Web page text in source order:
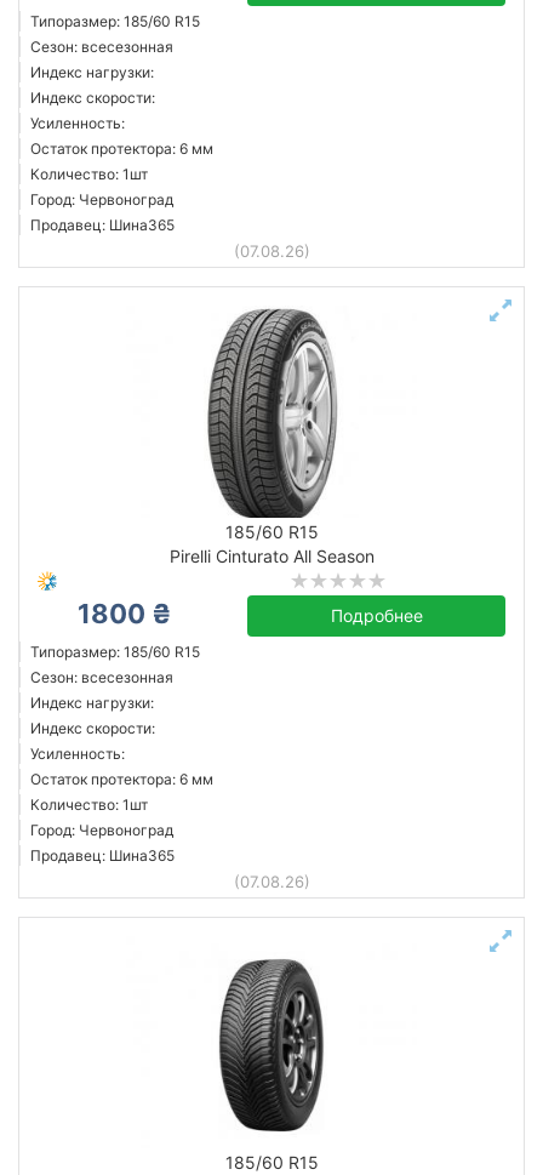
Типоразмер: 185/60 R15
Сезон: всесезонная
Индекс нагрузки:
Индекс скорости:
Усиленность:
Остаток протектора: 6 мм
Количество: 1шт
Город: Червоноград
Продавец: Шина365
(07.08.26)
185/60 R15
Pirelli Cinturato All Season
1800 ₴ Подробнее
Типоразмер: 185/60 R15
Сезон: всесезонная
Индекс нагрузки:
Индекс скорости:
Усиленность:
Остаток протектора: 6 мм
Количество: 1шт
Город: Червоноград
Продавец: Шина365
(07.08.26)
185/60 R15